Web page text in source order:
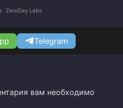
ZeroDay Labs
Telegram
вам необходимо